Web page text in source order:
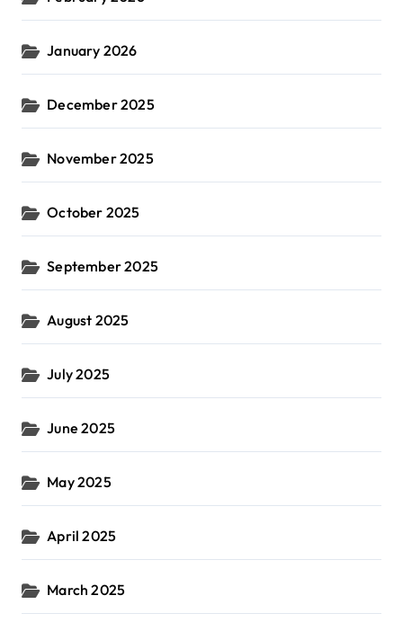
January 2026
December 2025
November 2025
October 2025
September 2025
August 2025
July 2025
June 2025
May 2025
April 2025
March 2025